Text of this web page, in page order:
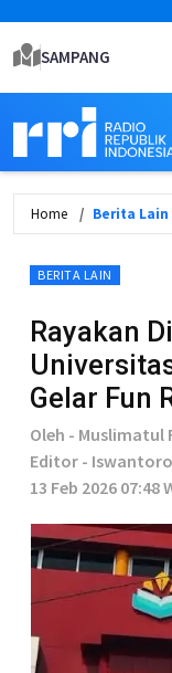
SAMPANG
Home Berita Lain
BERITA LAIN
Rayakan
Gelar Fun
Oleh - Muslimatul
Editor - Iswantoro
13 Feb 2026 07:48